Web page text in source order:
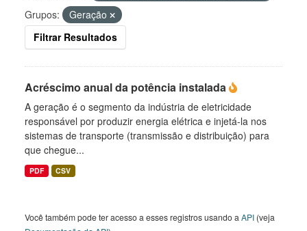
Grupos:
Geração
Filtrar Resultados
Acréscimo anual da potência instalada
A geração é o segmento da indústria de eletricidade
responsável por produzir energia elétrica e injetá-la nos
sistemas de transporte (transmissão e distribuição) para
que chegue...
PDF CSV
Você também pode ter acesso a esses registros usando a API (veja